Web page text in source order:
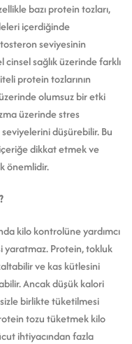
bazı protein tozları,
içerdiğinde
seviyesinin
sağlık üzerinde farklı
protein tozlarının
olumsuz bir etki
üzerinde stres
düşürebilir. Bu
dikkat etmek ve
önemlidir.
kilo kontrolüne yardımcı
yaratmaz. Protein, tokluk
ve kas kütlesini
Ancak düşük kalori
birlikte tüketilmesi
tozu tüketmek kilo
ihtiyacından fazla